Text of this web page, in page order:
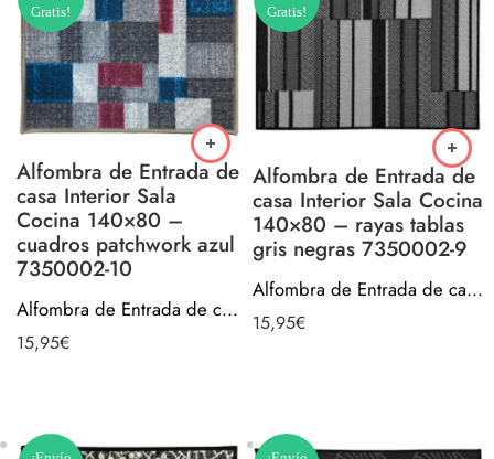
Gratis!
Alfombra de Entrada de
casa Interior Sala
Cocina 140×80 –
cuadros patchwork azul
7350002-10
Alfombra de Entrada de casa Interior Sala Cocina 140×80 – cuadros patchwork azul 7350002-10
15,95€
Gratis!
Alfombra de Entrada de
casa Interior Sala Cocina
140×80 – rayas tablas
gris negras 7350002-9
Alfombra de Entrada de casa Interior Sala Cocina 140×80 – rayas tablas gris negras 7350002-9
15,95€